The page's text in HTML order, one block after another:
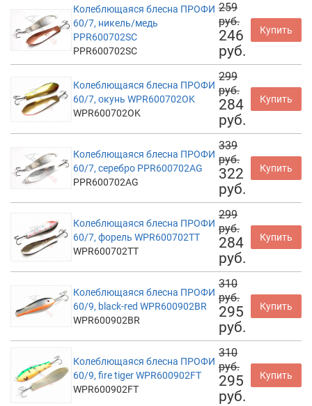
Колеблющаяся блесна ПРОФИ
60/7, никель/медь
PPR600702SC
PPR600702SC
259
руб.
246
руб.
Купить
Колеблющаяся блесна ПРОФИ
60/7, окунь WPR600702OK
WPR600702OK
299
руб.
284
руб.
Купить
Колеблющаяся блесна ПРОФИ
60/7, серебро PPR600702AG
PPR600702AG
339
руб.
322
руб.
Купить
Колеблющаяся блесна ПРОФИ
60/7, форель WPR600702TT
WPR600702TT
299
руб.
284
руб.
Купить
Колеблющаяся блесна ПРОФИ
60/9, black-red WPR600902BR
WPR600902BR
310
руб.
295
руб.
Купить
Колеблющаяся блесна ПРОФИ
60/9, fire tiger WPR600902FT
WPR600902FT
310
руб.
295
руб.
Купить